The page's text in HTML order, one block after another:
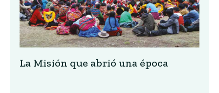
La Misión que abrió una época